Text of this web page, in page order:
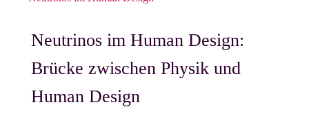
Neutrinos im Human Design:
Brücke zwischen Physik und
Human Design